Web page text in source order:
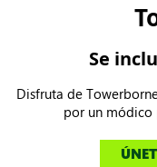
Se
Disfruta de
por un módico